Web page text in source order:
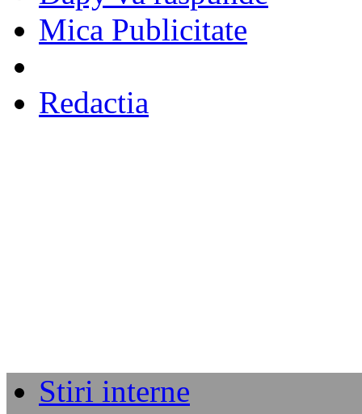
Mica Publicitate
Redactia
Stiri interne